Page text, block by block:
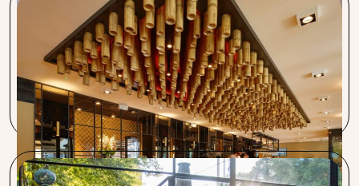
Majestic, Café Zwart & Euro Pub
Ook de Yip group profiteert van de snelle en efficiënte
service waarmee Procent ontzorgt. Vooral het regelen van
de nutsvoorzieningen scheelt veel tijd.